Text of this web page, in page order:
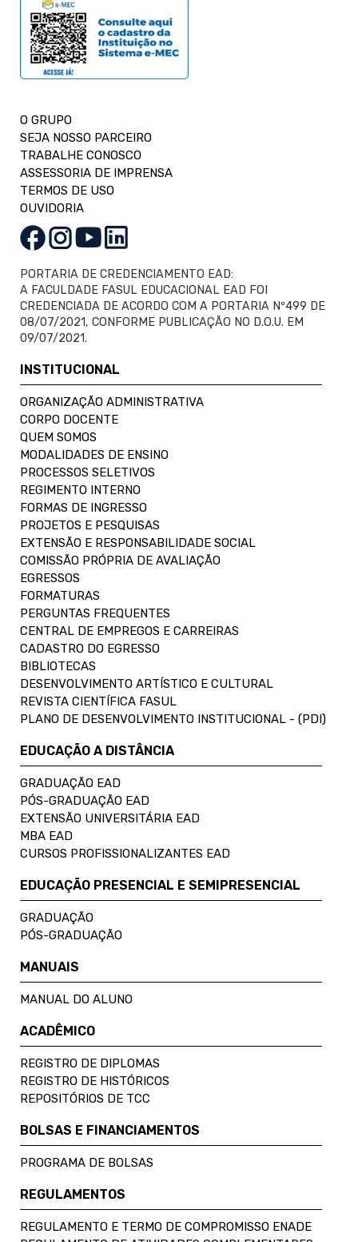
O GRUPO
SEJA NOSSO PARCEIRO
TRABALHE CONOSCO
ASSESSORIA DE IMPRENSA
TERMOS DE USO
OUVIDORIA
PORTARIA DE CREDENCIAMENTO EAD:
A FACULDADE FASUL EDUCACIONAL EAD FOI
CREDENCIADA DE ACORDO COM A PORTARIA Nº499 DE
08/07/2021, CONFORME PUBLICAÇÃO NO D.O.U. EM
09/07/2021.
INSTITUCIONAL
ORGANIZAÇÃO ADMINISTRATIVA
CORPO DOCENTE
QUEM SOMOS
MODALIDADES DE ENSINO
PROCESSOS SELETIVOS
REGIMENTO INTERNO
FORMAS DE INGRESSO
PROJETOS E PESQUISAS
EXTENSÃO E RESPONSABILIDADE SOCIAL
COMISSÃO PRÓPRIA DE AVALIAÇÃO
EGRESSOS
FORMATURAS
PERGUNTAS FREQUENTES
CENTRAL DE EMPREGOS E CARREIRAS
CADASTRO DO EGRESSO
BIBLIOTECAS
DESENVOLVIMENTO ARTÍSTICO E CULTURAL
REVISTA CIENTÍFICA FASUL
PLANO DE DESENVOLVIMENTO INSTITUCIONAL - (PDI)
EDUCAÇÃO A DISTÂNCIA
GRADUAÇÃO EAD
PÓS-GRADUAÇÃO EAD
EXTENSÃO UNIVERSITÁRIA EAD
MBA EAD
CURSOS PROFISSIONALIZANTES EAD
EDUCAÇÃO PRESENCIAL E SEMIPRESENCIAL
GRADUAÇÃO
PÓS-GRADUAÇÃO
MANUAIS
MANUAL DO ALUNO
ACADÊMICO
REGISTRO DE DIPLOMAS
REGISTRO DE HISTÓRICOS
REPOSITÓRIOS DE TCC
BOLSAS E FINANCIAMENTOS
PROGRAMA DE BOLSAS
REGULAMENTOS
REGULAMENTO E TERMO DE COMPROMISSO ENADE